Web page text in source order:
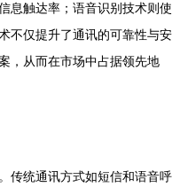
息触达率；语音识别技术则使
不仅提升了通讯的可靠性与安
，从而在市场中占据领先地
传统通讯方式如短信和语音呼